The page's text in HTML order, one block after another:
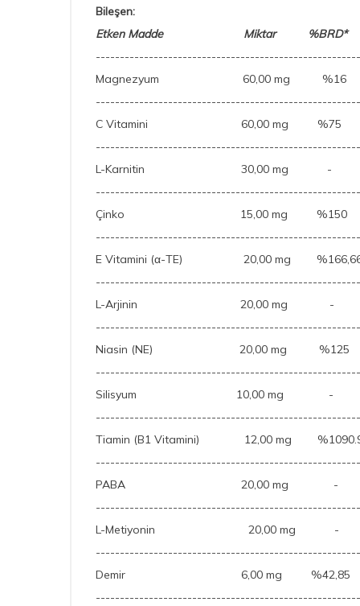
Bileşen:
Etken Madde Miktar %BRD*
Magnezyum 60,00 mg %16
C Vitamini 60,00 mg %75
L-Karnitin 30,00 mg -
Çinko 15,00 mg %150
E Vitamini (α-TE) 20,00 mg
L-Arjinin 20,00 mg -
Niasin (NE) 20,00 mg %125
Silisyum 10,00 mg -
Tiamin (B1 Vitamini) 12,00 mg
PABA 20,00 mg -
L-Metiyonin 20,00 mg -
Demir 6,00 mg %42,85